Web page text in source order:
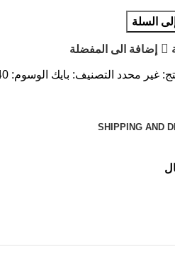
السلة
إضافة الى المفضلة
غير محدد التصنيف: بايك الوسوم:
SHIPPING AND